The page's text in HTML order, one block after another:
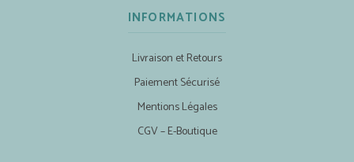
INFORMATIONS
Livraison et Retours
Paiement Sécurisé
Mentions Légales
CGV – E-Boutique